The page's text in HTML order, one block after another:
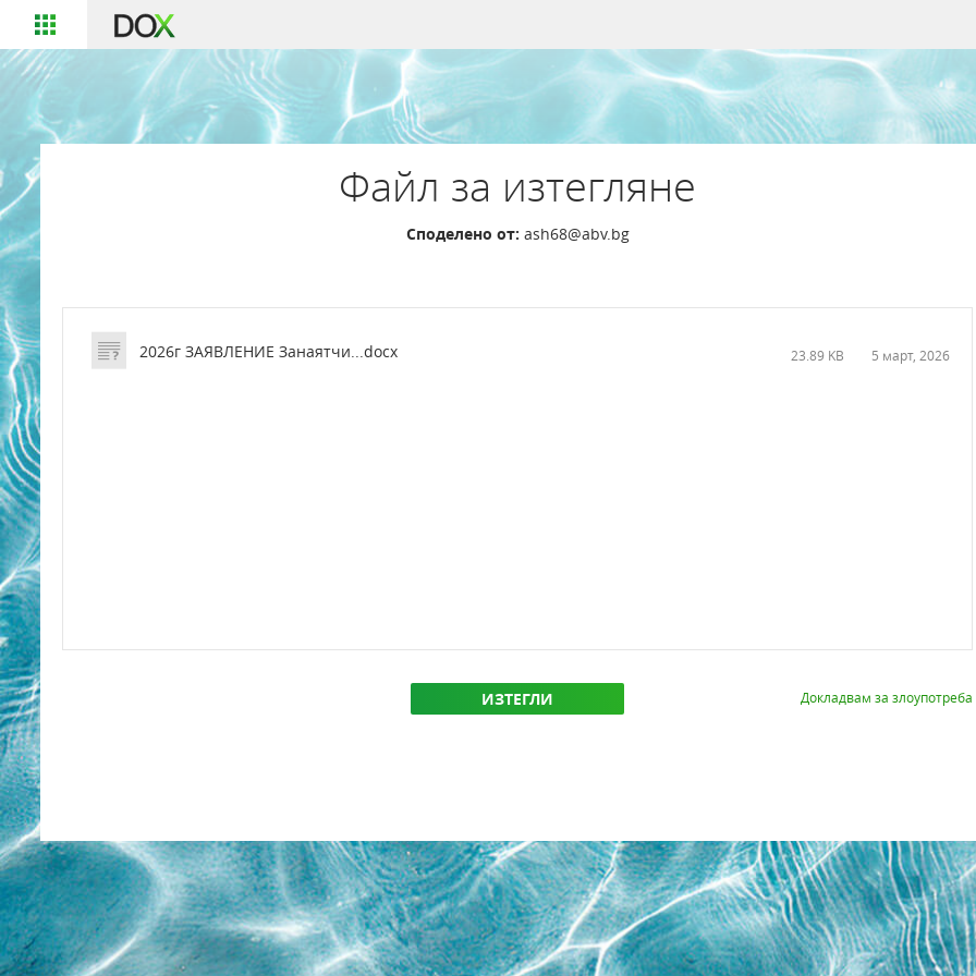
Файл за изтегляне
Споделено от: ash68@abv.bg
2026г ЗАЯВЛЕНИЕ Занаятчи...docx 5 март, 2026
23.89 KB
ИЗТЕГЛИ Докладвам за злоупотреба